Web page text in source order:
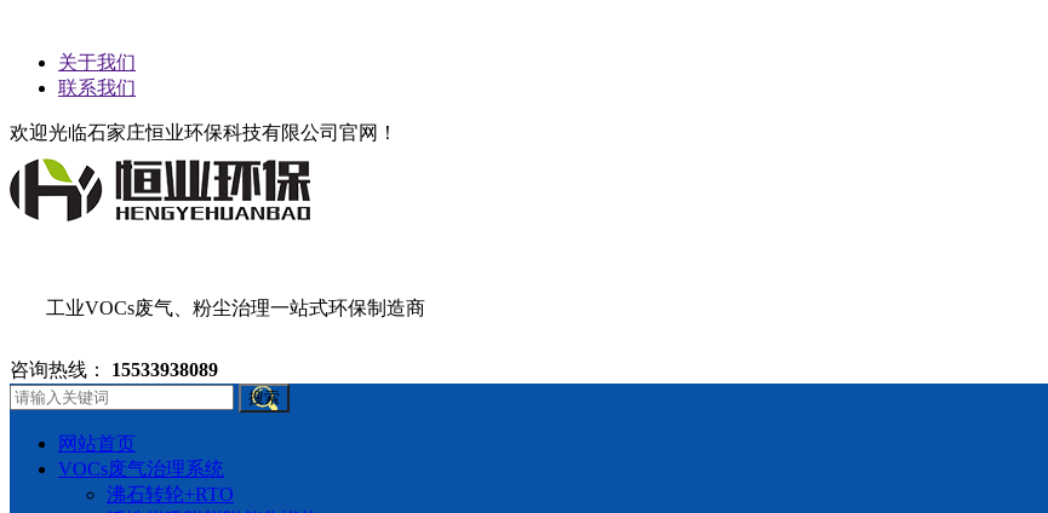
关于我们
联系我们
欢迎光临石家庄恒业环保科技有限公司官网！
工业VOCs废气、粉尘治理一站式环保制造商
咨询热线： 15533938089
搜索
网站首页
VOCs废气治理系统
沸石转轮+RTO